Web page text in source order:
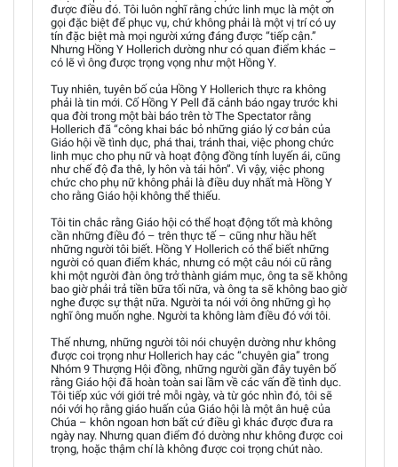
được điều đó. Tôi luôn nghĩ rằng chức linh mục là một ơn
gọi đặc biệt để phục vụ, chứ không phải là một vị trí có uy
tín đặc biệt mà mọi người xứng đáng được “tiếp cận.”
Nhưng Hồng Y Hollerich dường như có quan điểm khác –
có lẽ vì ông được trọng vọng như một Hồng Y.
Tuy nhiên, tuyên bố của Hồng Y Hollerich thực ra không
phải là tin mới. Cố Hồng Y Pell đã cảnh báo ngay trước khi
qua đời trong một bài báo trên tờ The Spectator rằng
Hollerich đã “công khai bác bỏ những giáo lý cơ bản của
Giáo hội về tình dục, phá thai, tránh thai, việc phong chức
linh mục cho phụ nữ và hoạt động đồng tính luyến ái, cũng
như chế độ đa thê, ly hôn và tái hôn”. Vì vậy, việc phong
chức cho phụ nữ không phải là điều duy nhất mà Hồng Y
cho rằng Giáo hội không thể thiếu.
Tôi tin chắc rằng Giáo hội có thể hoạt động tốt mà không
cần những điều đó – trên thực tế – cũng như hầu hết
những người tôi biết. Hồng Y Hollerich có thể biết những
người có quan điểm khác, nhưng có một câu nói cũ rằng
khi một người đàn ông trở thành giám mục, ông ta sẽ không
bao giờ phải trả tiền bữa tối nữa, và ông ta sẽ không bao giờ
nghe được sự thật nữa. Người ta nói với ông những gì họ
nghĩ ông muốn nghe. Người ta không làm điều đó với tôi.
Thế nhưng, những người tôi nói chuyện dường như không
được coi trọng như Hollerich hay các “chuyên gia” trong
Nhóm 9 Thượng Hội đồng, những người gần đây tuyên bố
rằng Giáo hội đã hoàn toàn sai lầm về các vấn đề tình dục.
Tôi tiếp xúc với giới trẻ mỗi ngày, và từ góc nhìn đó, tôi sẽ
nói với họ rằng giáo huấn của Giáo hội là một ân huệ của
Chúa – khôn ngoan hơn bất cứ điều gì khác được đưa ra
ngày nay. Nhưng quan điểm đó dường như không được coi
trọng, hoặc thậm chí là không được coi trọng chút nào.